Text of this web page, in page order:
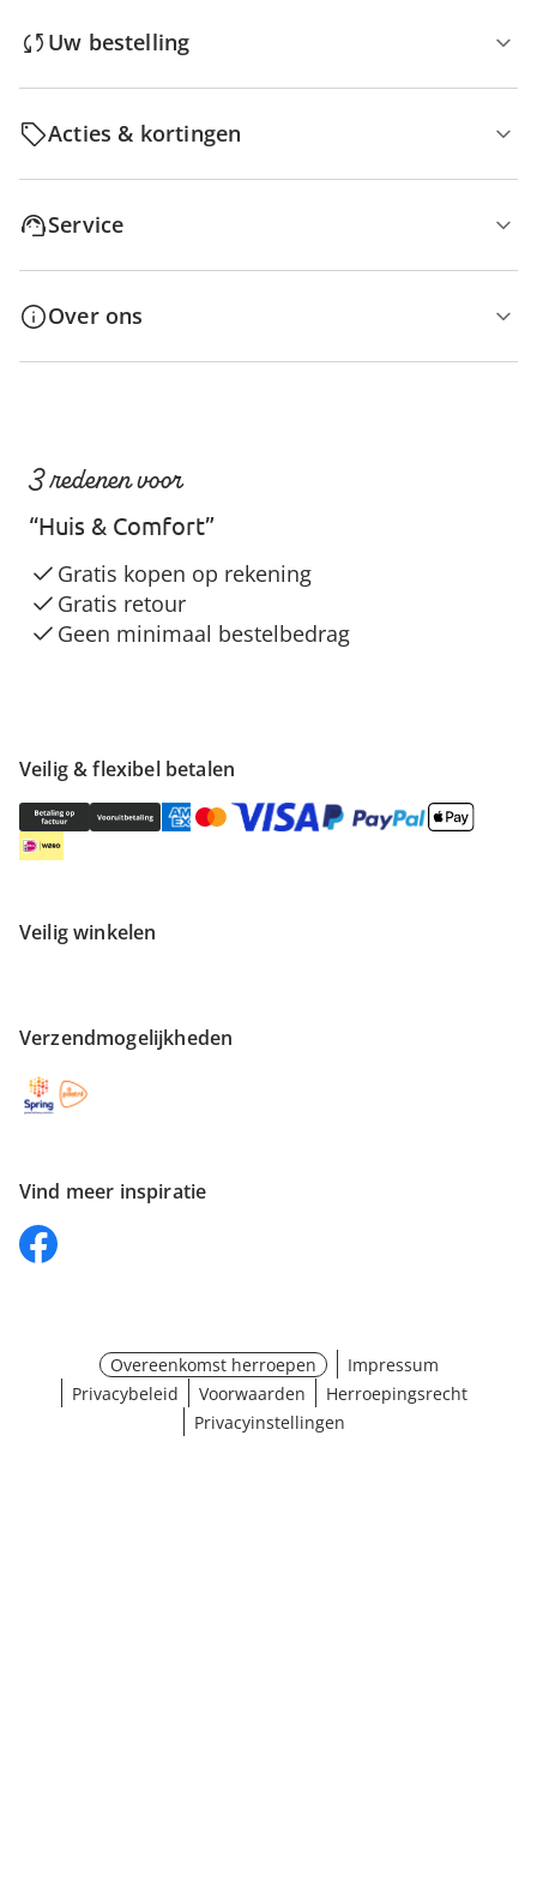
Uw bestelling
Acties & kortingen
Service
Over ons
Veilig & flexibel betalen
Veilig winkelen
Verzendmogelijkheden
Vind meer inspiratie
3 redenen voor
“Huis & Comfort”
Gratis kopen op rekening
Gratis retour
Geen minimaal bestelbedrag
Overeenkomst herroepen
Impressum
Privacybeleid
Voorwaarden
Herroepingsrecht
Privacyinstellingen